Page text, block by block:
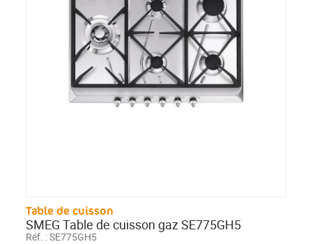
Table de cuisson
SMEG Table de cuisson gaz SE775GH5
Réf. :SE775GH5